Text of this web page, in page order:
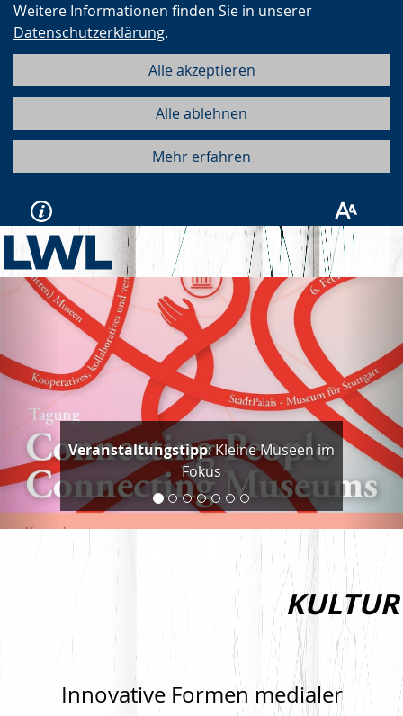
Weitere Informationen finden Sie in unserer
Datenschutzerklärung.
Alle akzeptieren
Alle ablehnen
Mehr erfahren
Veranstaltungstipp: Kleine Museen im
Fokus
Vorherige
KULTUR
Innovative Formen medialer